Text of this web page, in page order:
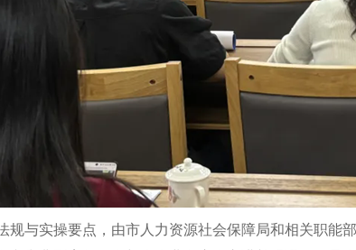
规与实操要点，由市人力资源社会保障局和相关职能